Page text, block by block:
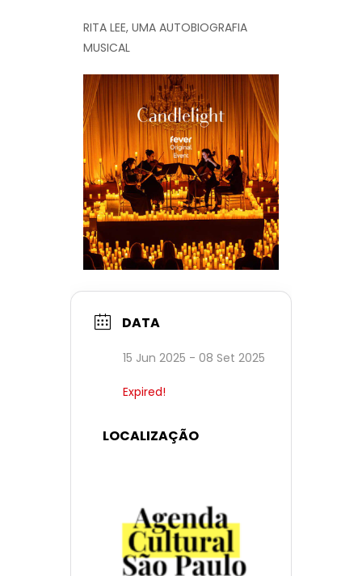
RITA LEE, UMA AUTOBIOGRAFIA
MUSICAL
DATA
15 Jun 2025 - 08 Set 2025
Expired!
LOCALIZAÇÃO